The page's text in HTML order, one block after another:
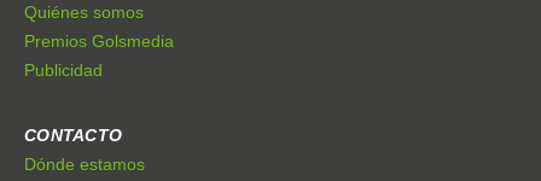
Quiénes somos
Premios Golsmedia
Publicidad
CONTACTO
Dónde estamos